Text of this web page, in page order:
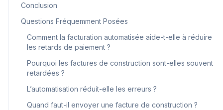
Conclusion
Questions Fréquemment Posées
Comment la facturation automatisée aide-t-elle à réduire
les retards de paiement ?
Pourquoi les factures de construction sont-elles souvent
retardées ?
L’automatisation réduit-elle les erreurs ?
Quand faut-il envoyer une facture de construction ?